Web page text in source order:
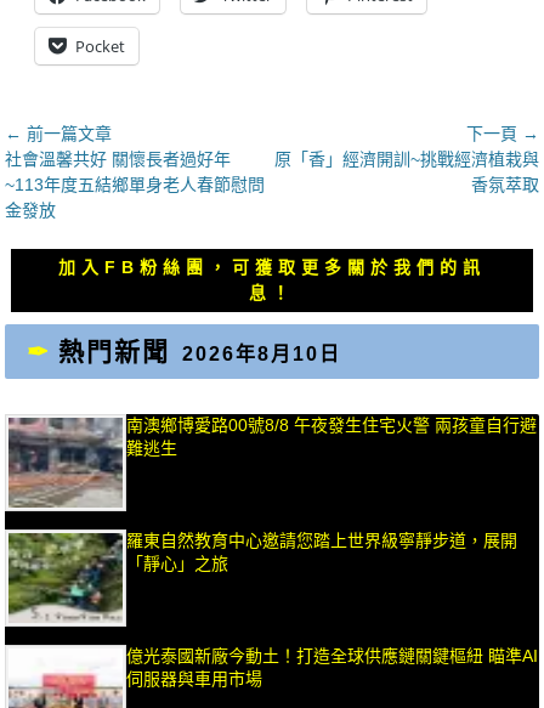
Pocket
文
章
導
覽
← 前一篇文章
上
一
篇
社會溫馨共好 關懷長者過好年
~113年度五結鄉單身老人春節慰問
金發放
下一頁 →
下
章：
原「香」經濟開訓~挑戰經濟植栽與
香氛萃取
加入FB粉絲團，可獲取更多關於我們的訊
息！
熱門新聞 2026年8月10日
南澳鄉博愛路00號8/8 午夜發生住宅火警 兩孩童自行避
難逃生
羅東自然教育中心邀請您踏上世界級寧靜步道，展開
「靜心」之旅
億光泰國新廠今動土！打造全球供應鏈關鍵樞紐 瞄準AI
伺服器與車用市場